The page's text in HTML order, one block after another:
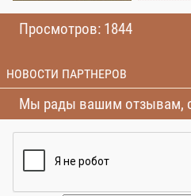
Просмотров: 1844
НОВОСТИ ПАРТНЕРОВ
Мы рады вашим отзывам,